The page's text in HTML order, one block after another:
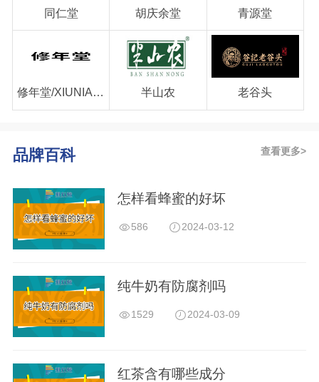
同仁堂 胡庆余堂 青源堂
修年堂/XIUNIANTANG 半山农 老谷头
品牌百科 查看更多>
怎样看蜂蜜的好坏
586 2024-03-12
纯牛奶有防腐剂吗
1529 2024-03-09
红茶含有哪些成分